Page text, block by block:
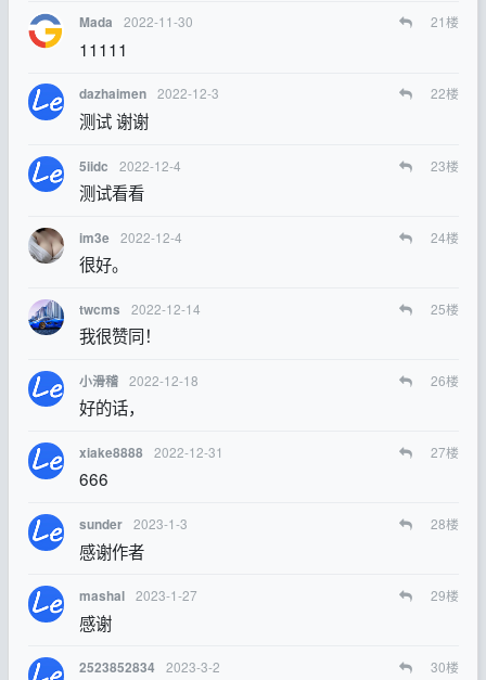
Mada 2022-11-30 21楼
11111
dazhaimen 2022-12-3 22楼
测试 谢谢
5iidc 2022-12-4 23楼
测试看看
im3e 2022-12-4 24楼
很好。
twcms 2022-12-14 25楼
我很赞同！
小滑稽 2022-12-18 26楼
好的话，
xiake8888 2022-12-31 27楼
666
sunder 2023-1-3 28楼
感谢作者
mashal 2023-1-27 29楼
感谢
2523852834 2023-3-2 30楼